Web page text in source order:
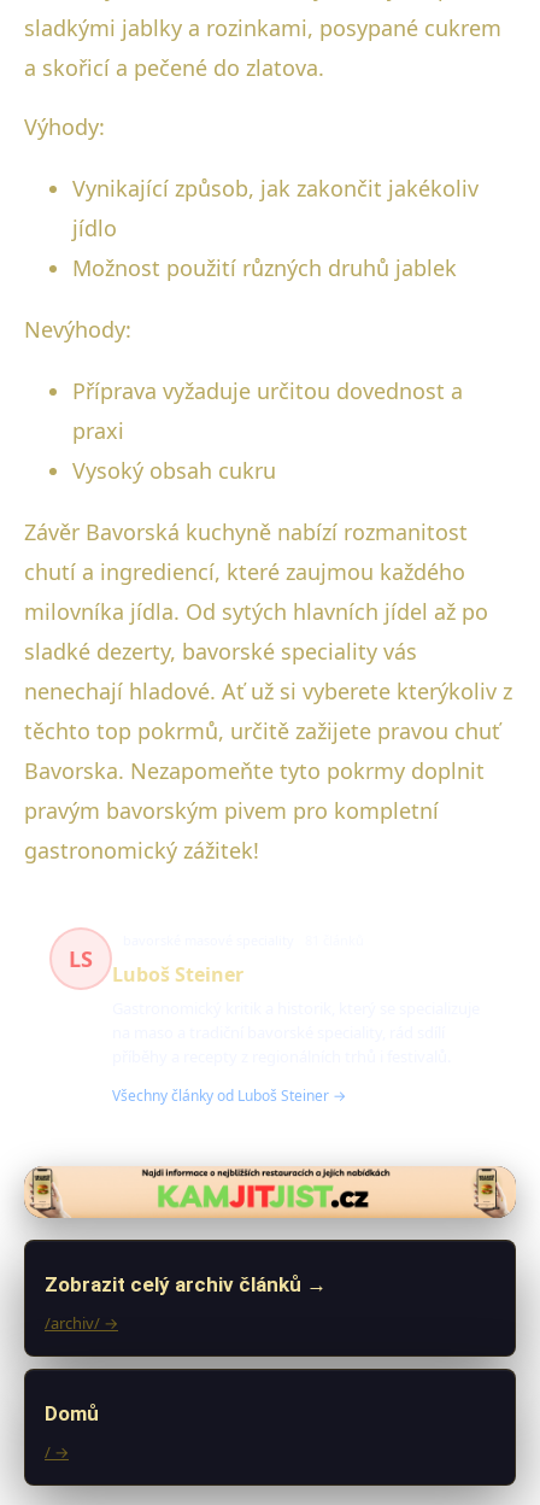
sladkými jablky a rozinkami, posypané cukrem
a skořicí a pečené do zlatova.
Výhody:
Vynikající způsob, jak zakončit jakékoliv
jídlo
Možnost použití různých druhů jablek
Nevýhody:
Příprava vyžaduje určitou dovednost a
praxi
Vysoký obsah cukru
Závěr Bavorská kuchyně nabízí rozmanitost
chutí a ingrediencí, které zaujmou každého
milovníka jídla. Od sytých hlavních jídel až po
sladké dezerty, bavorské speciality vás
nenechají hladové. Ať už si vyberete kterýkoliv z
těchto top pokrmů, určitě zažijete pravou chuť
Bavorska. Nezapomeňte tyto pokrmy doplnit
pravým bavorským pivem pro kompletní
gastronomický zážitek!
LS
Luboš Steiner
Všechny články od Luboš Steiner →
Zobrazit celý archiv článků →
/archiv/ →
Domů
/ →